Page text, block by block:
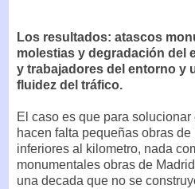
Los resultados: atascos
molestias y degradación del
y trabajadores del entorno y
fluidez del tráfico.
El caso es que para
hacen falta pequeñas obras
inferiores al kilometro, nada
monumentales obras de
una decada que no se